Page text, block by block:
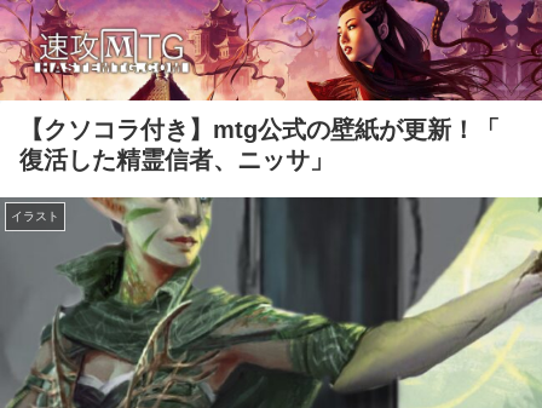
【クソコラ付き】mtg公式の壁紙が更新！「
復活した精霊信者、ニッサ」
イラスト